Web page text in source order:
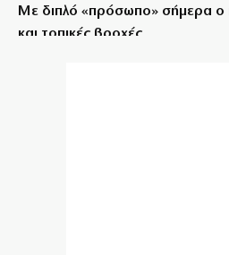
Με διπλό «πρόσωπο» σήμερα ο
και τοπικές βροχές